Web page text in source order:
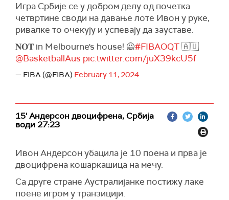
Игра Србије се у добром делу од почетка
четвртине своди на давање лоте Ивон у руке,
ривалке то очекују и успевају да зауставе.
𝐍𝐎𝐓 in Melbourne's house! 🙅#FIBAOQT🇦🇺
@BasketballAus pic.twitter.com/juX39kcU5f
— FIBA (@FIBA) February 11, 2024
15' Андерсон двоцифрена, Србија
води 27:23
Ивон Андерсон убацила је 10 поена и прва је
двоцифрена кошаркашица на мечу.
Са друге стране Аустралијанке постижу лаке
поене игром у транзицији.